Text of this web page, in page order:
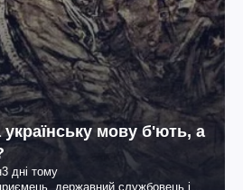
мову б'ють, а
3 дні тому
державний службовець і